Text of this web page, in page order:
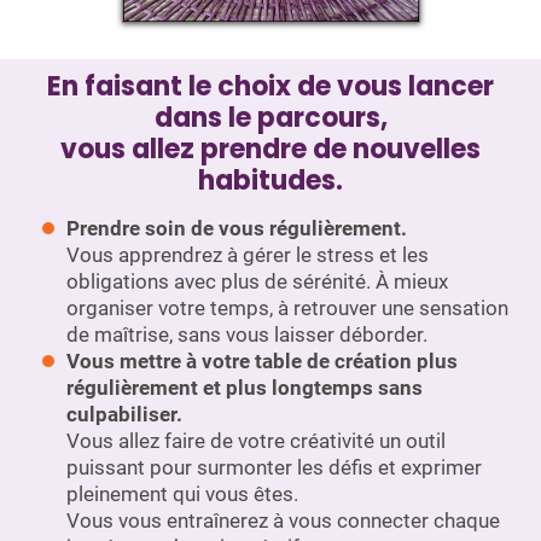
sensibilité.
Mon objectif est de vous offrir un espace unique
pour vous connecter à votre potentiel créatif et à
votre force intérieure,par la rencontre de la
créativité et des méthodes de développement
En faisant le choix de vous lancer
dans le parcours,
vous allez prendre de nouvelles
habitudes.
Prendre soin de vous régulièrement.
Vous apprendrez à gérer le stress et les
obligations avec plus de sérénité. À mieux
organiser votre temps, à retrouver une sensation
de maîtrise, sans vous laisser déborder.
Vous mettre à votre table de création plus
régulièrement et plus longtemps sans
culpabiliser.
Vous allez faire de votre créativité un outil
puissant pour surmonter les défis et exprimer
pleinement qui vous êtes.
Vous vous entraînerez à vous connecter chaque